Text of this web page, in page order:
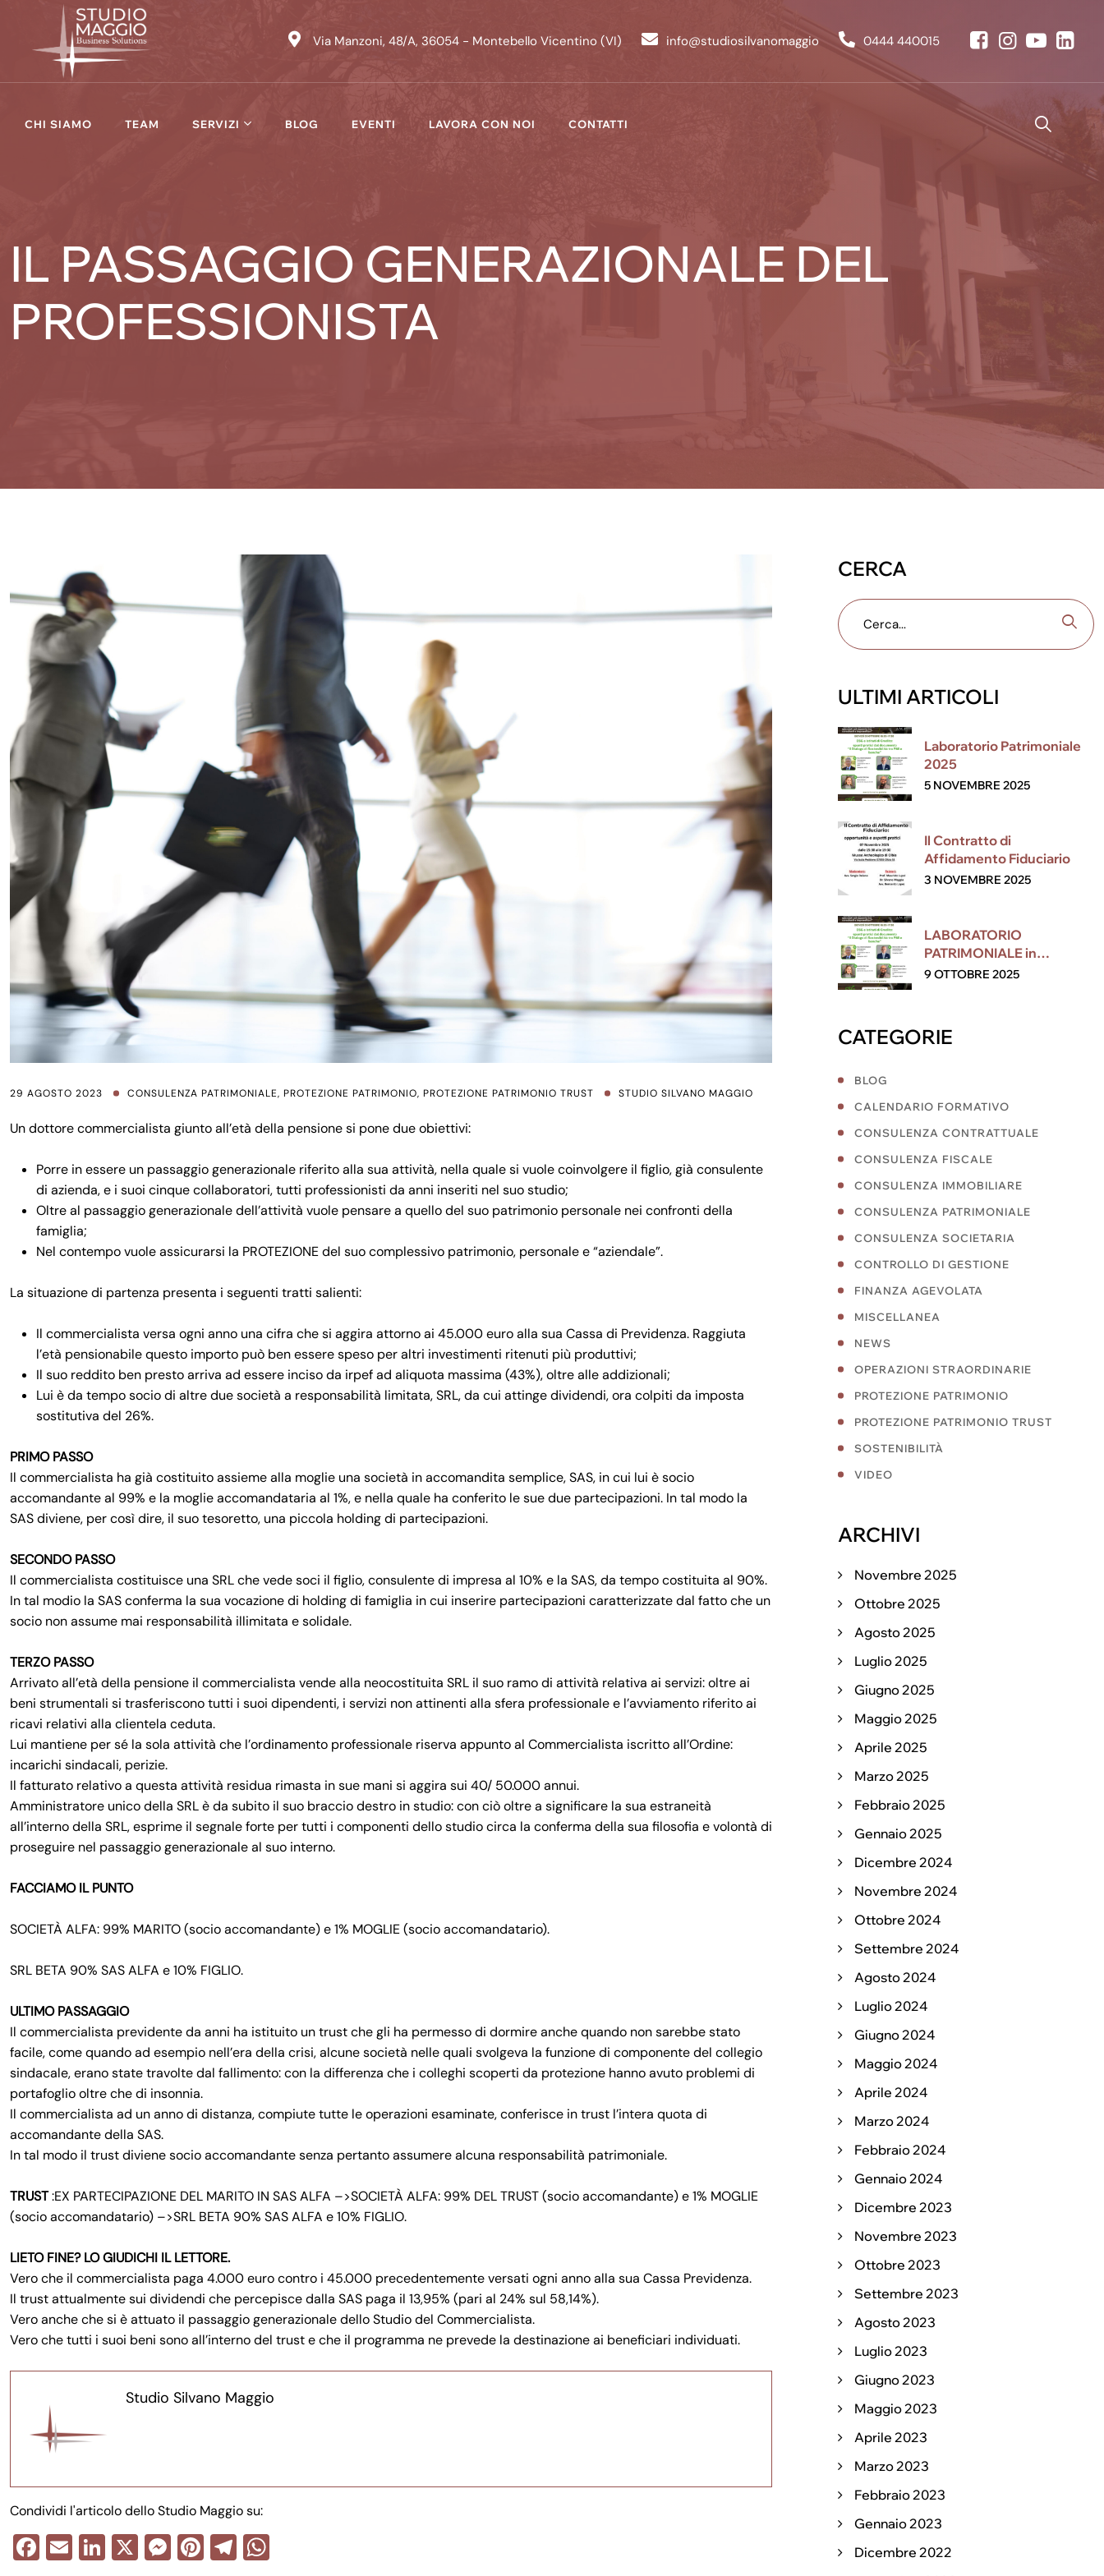
content
Via Manzoni, 48/A, 36054 - Montebello Vicentino (VI) info@studiosilvanomaggio 0444 440015
CHI SIAMO TEAM SERVIZI BLOG EVENTI LAVORA CON NOI CONTATTI
IL PASSAGGIO GENERAZIONALE DEL
PROFESSIONISTA
29 AGOSTO 2023 CONSULENZA PATRIMONIALE, PROTEZIONE PATRIMONIO, PROTEZIONE PATRIMONIO TRUST STUDIO SILVANO MAGGIO
Un dottore commercialista giunto all’età della pensione si pone due obiettivi:
Porre in essere un passaggio generazionale riferito alla sua attività, nella quale si vuole coinvolgere il figlio, già consulente
di azienda, e i suoi cinque collaboratori, tutti professionisti da anni inseriti nel suo studio;
Oltre al passaggio generazionale dell’attività vuole pensare a quello del suo patrimonio personale nei confronti della
famiglia;
Nel contempo vuole assicurarsi la PROTEZIONE del suo complessivo patrimonio, personale e “aziendale”.
La situazione di partenza presenta i seguenti tratti salienti:
Il commercialista versa ogni anno una cifra che si aggira attorno ai 45.000 euro alla sua Cassa di Previdenza. Raggiuta
l’età pensionabile questo importo può ben essere speso per altri investimenti ritenuti più produttivi;
Il suo reddito ben presto arriva ad essere inciso da irpef ad aliquota massima (43%), oltre alle addizionali;
Lui è da tempo socio di altre due società a responsabilità limitata, SRL, da cui attinge dividendi, ora colpiti da imposta
sostitutiva del 26%.
PRIMO PASSO
Il commercialista ha già costituito assieme alla moglie una società in accomandita semplice, SAS, in cui lui è socio
accomandante al 99% e la moglie accomandataria al 1%, e nella quale ha conferito le sue due partecipazioni. In tal modo la
SAS diviene, per così dire, il suo tesoretto, una piccola holding di partecipazioni.
SECONDO PASSO
Il commercialista costituisce una SRL che vede soci il figlio, consulente di impresa al 10% e la SAS, da tempo costituita al 90%.
In tal modio la SAS conferma la sua vocazione di holding di famiglia in cui inserire partecipazioni caratterizzate dal fatto che un
socio non assume mai responsabilità illimitata e solidale.
TERZO PASSO
Arrivato all’età della pensione il commercialista vende alla neocostituita SRL il suo ramo di attività relativa ai servizi: oltre ai
beni strumentali si trasferiscono tutti i suoi dipendenti, i servizi non attinenti alla sfera professionale e l’avviamento riferito ai
ricavi relativi alla clientela ceduta.
Lui mantiene per sé la sola attività che l’ordinamento professionale riserva appunto al Commercialista iscritto all’Ordine:
incarichi sindacali, perizie.
Il fatturato relativo a questa attività residua rimasta in sue mani si aggira sui 40/ 50.000 annui.
Amministratore unico della SRL è da subito il suo braccio destro in studio: con ciò oltre a significare la sua estraneità
all’interno della SRL, esprime il segnale forte per tutti i componenti dello studio circa la conferma della sua filosofia e volontà di
proseguire nel passaggio generazionale al suo interno.
FACCIAMO IL PUNTO
SOCIETÀ ALFA: 99% MARITO (socio accomandante) e 1% MOGLIE (socio accomandatario).
SRL BETA 90% SAS ALFA e 10% FIGLIO.
ULTIMO PASSAGGIO
Il commercialista previdente da anni ha istituito un trust che gli ha permesso di dormire anche quando non sarebbe stato
facile, come quando ad esempio nell’era della crisi, alcune società nelle quali svolgeva la funzione di componente del collegio
sindacale, erano state travolte dal fallimento: con la differenza che i colleghi scoperti da protezione hanno avuto problemi di
portafoglio oltre che di insonnia.
Il commercialista ad un anno di distanza, compiute tutte le operazioni esaminate, conferisce in trust l’intera quota di
accomandante della SAS.
In tal modo il trust diviene socio accomandante senza pertanto assumere alcuna responsabilità patrimoniale.
TRUST:EX PARTECIPAZIONE DEL MARITO IN SAS ALFA –>SOCIETÀ ALFA: 99% DEL TRUST (socio accomandante) e 1% MOGLIE
(socio accomandatario) –>SRL BETA 90% SAS ALFA e 10% FIGLIO.
LIETO FINE? LO GIUDICHI IL LETTORE.
Vero che il commercialista paga 4.000 euro contro i 45.000 precedentemente versati ogni anno alla sua Cassa Previdenza.
Il trust attualmente sui dividendi che percepisce dalla SAS paga il 13,95% (pari al 24% sul 58,14%).
Vero anche che si è attuato il passaggio generazionale dello Studio del Commercialista.
Vero che tutti i suoi beni sono all’interno del trust e che il programma ne prevede la destinazione ai beneficiari individuati.
Studio Silvano Maggio
Condividi l'articolo dello Studio Maggio su:
F E Li X M Pi T
CERCA
ULTIMI ARTICOLI
Laboratorio Patrimoniale
2025
5 NOVEMBRE 2025
Il Contratto di
Affidamento Fiduciario
3 NOVEMBRE 2025
LABORATORIO
PATRIMONIALE in
collaborazione con ESG
9 OTTOBRE 2025
CATEGORIE
BLOG
CALENDARIO FORMATIVO
CONSULENZA CONTRATTUALE
CONSULENZA FISCALE
CONSULENZA IMMOBILIARE
CONSULENZA PATRIMONIALE
CONSULENZA SOCIETARIA
CONTROLLO DI GESTIONE
FINANZA AGEVOLATA
MISCELLANEA
NEWS
OPERAZIONI STRAORDINARIE
PROTEZIONE PATRIMONIO
PROTEZIONE PATRIMONIO TRUST
SOSTENIBILITÀ
VIDEO
ARCHIVI
Novembre 2025
Ottobre 2025
Agosto 2025
Luglio 2025
Giugno 2025
Maggio 2025
Aprile 2025
Marzo 2025
Febbraio 2025
Gennaio 2025
Dicembre 2024
Novembre 2024
Ottobre 2024
Settembre 2024
Agosto 2024
Luglio 2024
Giugno 2024
Maggio 2024
Aprile 2024
Marzo 2024
Febbraio 2024
Gennaio 2024
Dicembre 2023
Novembre 2023
Ottobre 2023
Settembre 2023
Agosto 2023
Luglio 2023
Giugno 2023
Maggio 2023
Aprile 2023
Marzo 2023
Febbraio 2023
Gennaio 2023
Dicembre 2022